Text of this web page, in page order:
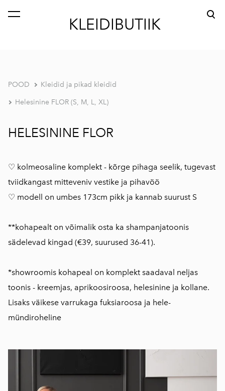
KLEIDIBUTIIK
lisati ostukorvi. Vaata ostukorvi
POOD Kleidid ja pikad kleidid
Helesinine FLOR (S, M, L, XL)
HELESININE FLOR
♡ kolmeosaline komplekt - kõrge pihaga seelik, tugevast
tviidkangast mitteveniv vestike ja pihavöö
♡ modell on umbes 173cm pikk ja kannab suurust S
**kohapealt on võimalik osta ka shampanjatoonis
sädelevad kingad (€39, suurused 36-41).
*showroomis kohapeal on komplekt saadaval neljas
toonis - kreemjas, aprikoosiroosa, helesinine ja kollane.
Lisaks väikese varrukaga fuksiaroosa ja hele-
mündiroheline